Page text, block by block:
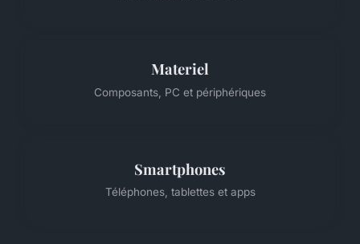
Materiel
Composants, PC et périphériques
Smartphones
Téléphones, tablettes et apps